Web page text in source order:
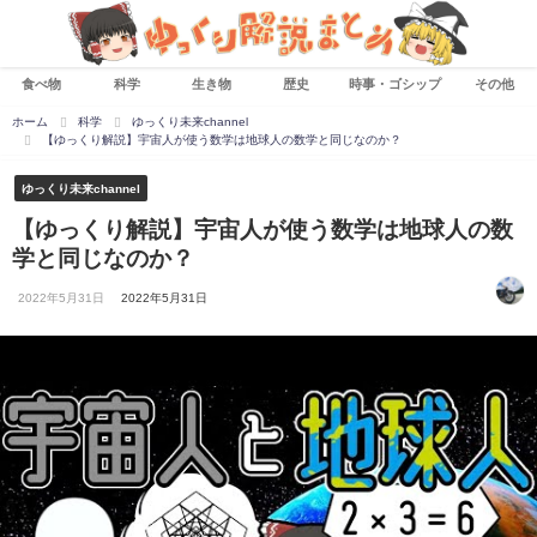
食べ物 科学 生き物 歴史 時事・ゴシップ その他
ホーム 科学
ゆっくり未来channel
【ゆっくり解説】宇宙人が使う数学は地球人の数学と同じなのか？
ゆっくり未来channel
【ゆっくり解説】宇宙人が使う数学は地球人の数
学と同じなのか？
2022年5月31日 2022年5月31日